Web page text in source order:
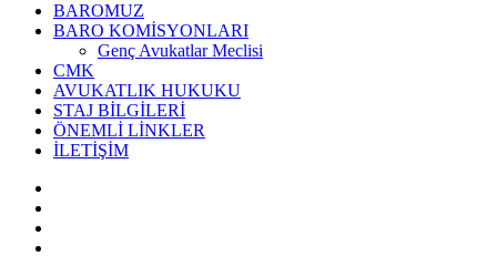
BAROMUZ
BARO KOMİSYONLARI
Genç Avukatlar Meclisi
CMK
AVUKATLIK HUKUKU
STAJ BİLGİLERİ
ÖNEMLİ LİNKLER
İLETİŞİM